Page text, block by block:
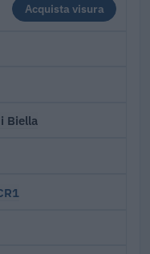
Acquista visura
Biella